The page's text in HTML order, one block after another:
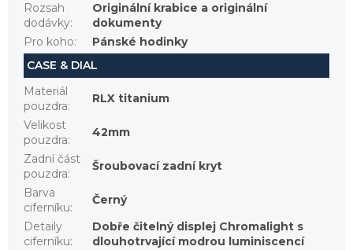
Rozsah
dodávky:
Originální krabice a originální
dokumenty
Pro koho:
Pánské hodinky
CASE & DIAL
Materiál
pouzdra:
RLX titanium
Velikost
pouzdra:
42mm
Zadní část
pouzdra:
Šroubovací zadní kryt
Barva
ciferníku:
Černý
Detaily
ciferníku:
Dobře čitelný displej Chromalight s
dlouhotrvající modrou luminiscencí